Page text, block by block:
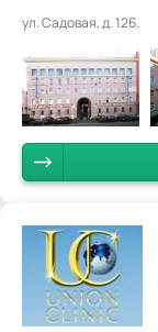
ул. Садовая, д. 126.